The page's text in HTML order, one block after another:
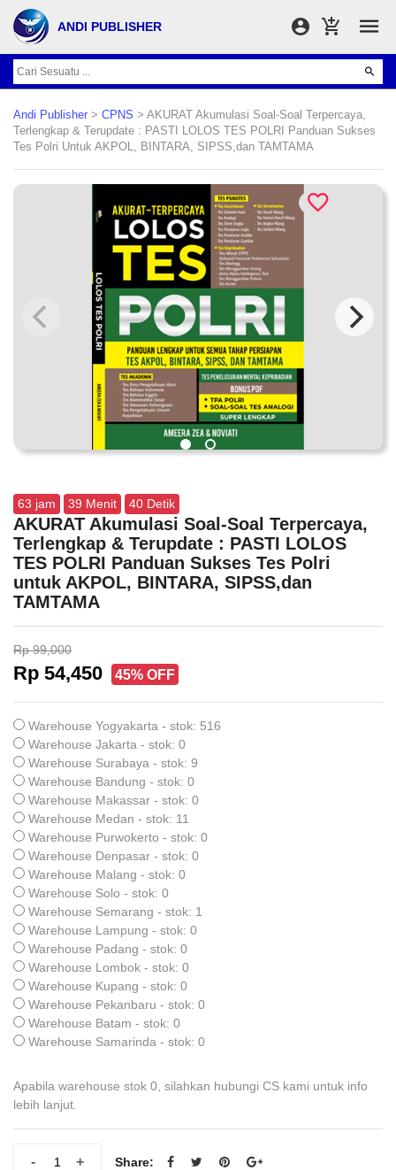
ANDI PUBLISHER
Andi Publisher > CPNS > AKURAT Akumulasi Soal-Soal Terpercaya,
Terlengkap & Terupdate : PASTI LOLOS TES POLRI Panduan Sukses
Tes Polri Untuk AKPOL, BINTARA, SIPSS,dan TAMTAMA
63 jam 39 Menit 40 Detik
AKURAT Akumulasi Soal-Soal Terpercaya,
Terlengkap & Terupdate : PASTI LOLOS
TES POLRI Panduan Sukses Tes Polri
untuk AKPOL, BINTARA, SIPSS,dan
TAMTAMA
Rp 99,000
Rp 54,450 45% OFF
Warehouse Yogyakarta - stok: 516
Warehouse Jakarta - stok: 0
Warehouse Surabaya - stok: 9
Warehouse Bandung - stok: 0
Warehouse Makassar - stok: 0
Warehouse Medan - stok: 11
Warehouse Purwokerto - stok: 0
Warehouse Denpasar - stok: 0
Warehouse Malang - stok: 0
Warehouse Solo - stok: 0
Warehouse Semarang - stok: 1
Warehouse Lampung - stok: 0
Warehouse Padang - stok: 0
Warehouse Lombok - stok: 0
Warehouse Kupang - stok: 0
Warehouse Pekanbaru - stok: 0
Warehouse Batam - stok: 0
Warehouse Samarinda - stok: 0
Apabila warehouse stok 0, silahkan hubungi CS kami untuk info
lebih lanjut.
+
- Share: